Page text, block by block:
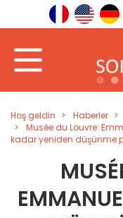
Hoş geldin Haberler
Musée du Louvre:
kadar yeniden düşünme